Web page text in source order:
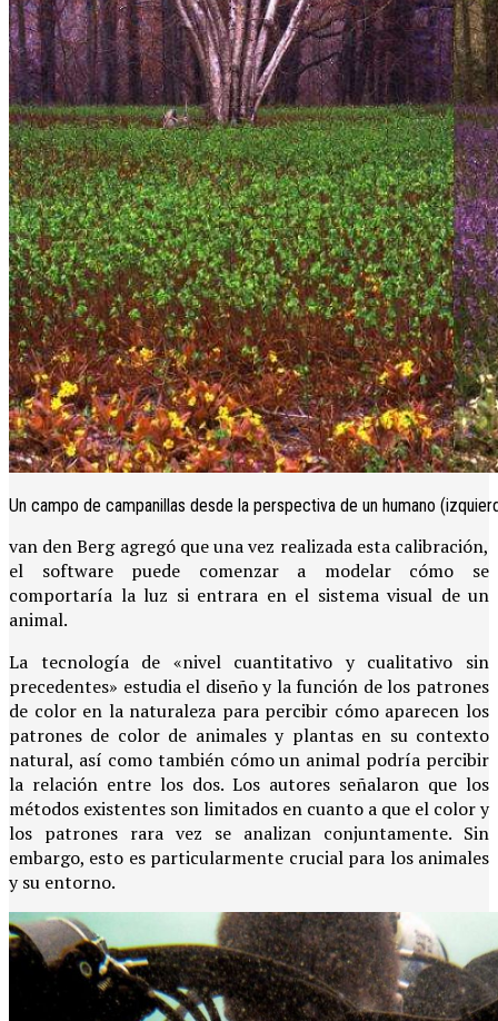
Un campo de campanillas desde la perspectiva de un humano
van den Berg agregó que una vez realizada esta calibración,
el software puede comenzar a modelar cómo se
comportaría la luz si entrara en el sistema visual de un
animal.
La tecnología de «nivel cuantitativo y cualitativo sin
precedentes» estudia el diseño y la función de los patrones
de color en la naturaleza para percibir cómo aparecen los
patrones de color de animales y plantas en su contexto
natural, así como también cómo un animal podría percibir
la relación entre los dos. Los autores señalaron que los
métodos existentes son limitados en cuanto a que el color y
los patrones rara vez se analizan conjuntamente. Sin
embargo, esto es particularmente crucial para los animales
y su entorno.